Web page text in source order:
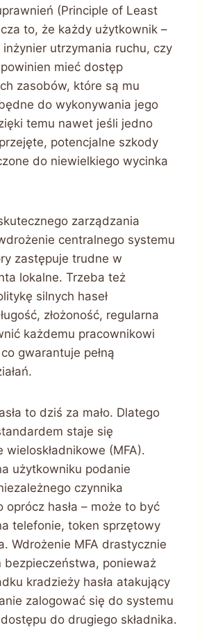
(Principle of Least
to, że każdy użytkownik –
utrzymania ruchu, czy
mieć dostęp
zasobów, które są mu
do wykonywania jego
temu nawet jeśli jedno
potencjalne szkody
do niewielkiego wycinka
zarządzania
centralnego systemu
zastępuje trudne w
lokalne. Trzeba też
silnych haseł
złożoność, regularna
każdemu pracownikowi
gwarantuje pełną
to dziś za mało. Dlatego
staje się
wieloskładnikowe (MFA).
użytkowniku podanie
czynnika
oprócz hasła – może to być
telefonie, token sprzętowy
Wdrożenie MFA drastycznie
bezpieczeństwa, ponieważ
kradzieży hasła atakujący
zalogować się do systemu
do drugiego składnika.